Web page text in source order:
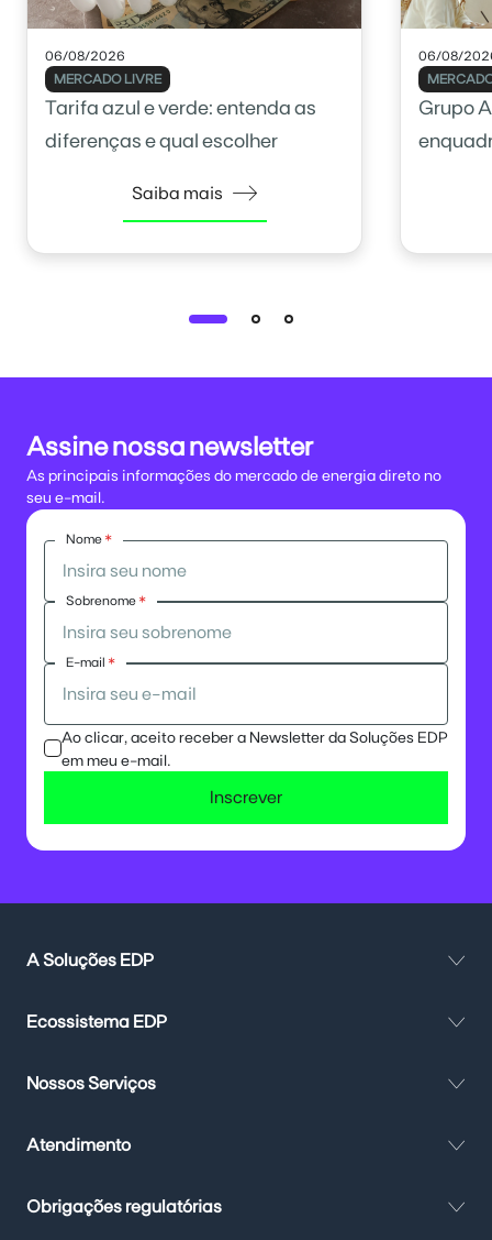
06/08/2026
MERCADO LIVRE
Tarifa azul e verde: entenda as
diferenças e qual escolher
Saiba mais
06/08/
Grupo
Assine nossa newsletter
As principais informações do mercado de energia direto no
seu e-mail.
Nome *
Sobrenome *
E-mail *
Ao clicar, aceito receber a Newsletter da Soluções EDP
em meu e-mail.
Inscrever
A Soluções EDP
Ecossistema EDP
Nossos Serviços
Atendimento
Obrigações regulatórias